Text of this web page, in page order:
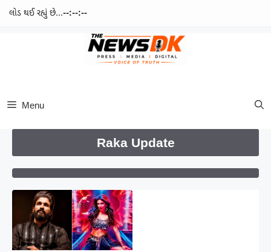
લોડ થઈ રહ્યું છે...--:--:--
Menu
Raka Update